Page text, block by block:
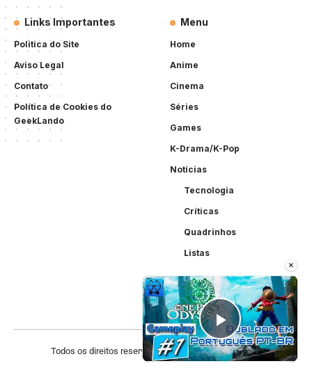
×
Play
Links Importantes
Politica do Site
Aviso Legal
Contato
Política de Cookies do
GeekLando
Menu
Home
Anime
Cinema
Séries
Games
K-Drama/K-Pop
Notícias
Tecnologia
Críticas
Quadrinhos
Listas
Todos os direitos reservados. Criado porAcewebsites